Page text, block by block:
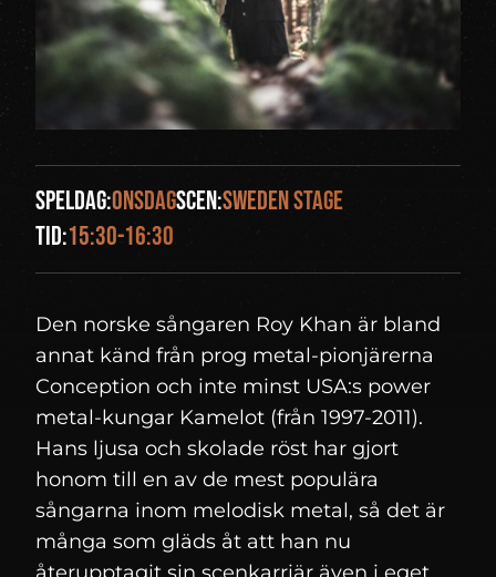
Speldag:onsdagScen:Sweden Stage
Tid:15:30-16:30
Den norske sångaren Roy Khan är bland
annat känd från prog metal-pionjärerna
Conception och inte minst USA:s power
metal-kungar Kamelot (från 1997-2011).
Hans ljusa och skolade röst har gjort
honom till en av de mest populära
sångarna inom melodisk metal, så det är
många som gläds åt att han nu